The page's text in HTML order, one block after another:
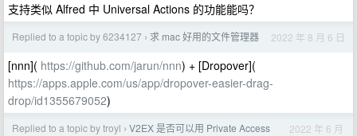
支持类似 Alfred 中 Universal Actions 的功能能吗？
Replied to a topic by 6234127 › 求 mac 好用的文件管理器 2022 年 8 月 6 日
[nnn]( https://github.com/jarun/nnn) + [Dropover](
https://apps.apple.com/us/app/dropover-easier-drag-
drop/id1355679052)
Replied to a topic by troyl › V2EX 是否可以用 Private Access
2022 年 6 月